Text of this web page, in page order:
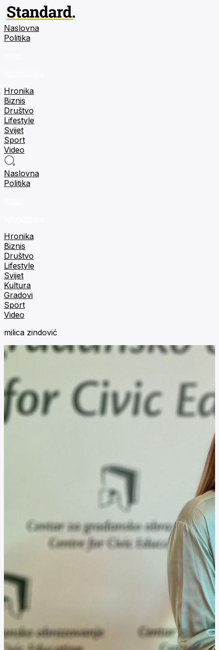
Naslovna
Politika
Hronika
Biznis
Društvo
Lifestyle
Svijet
Sport
Video
Naslovna
Politika
Hronika
Biznis
Društvo
Lifestyle
Svijet
Kultura
Gradovi
Sport
Video
milica zindović